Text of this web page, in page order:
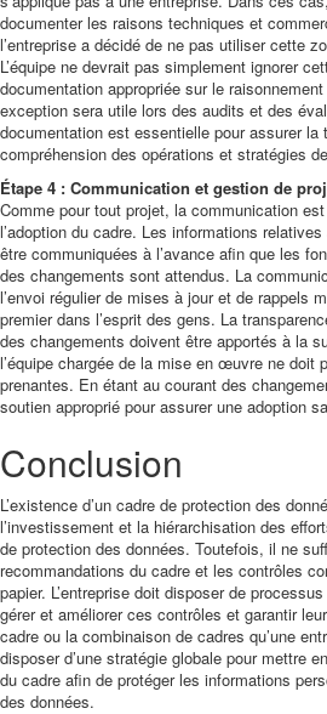
documenter les raisons techniques et
l’entreprise a décidé de ne pas utiliser cette
L’équipe ne devrait pas simplement ignorer
documentation appropriée sur le
exception sera utile lors des audits et des
documentation est essentielle pour assurer la
compréhension des opérations et stratégies
Étape 4 : Communication et gestion de
Comme pour tout projet, la communication
l’adoption du cadre. Les informations
être communiquées à l’avance afin que les
des changements sont attendus. La
l’envoi régulier de mises à jour et de rappels
premier dans l’esprit des gens. La
des changements doivent être apportés à la
l’équipe chargée de la mise en œuvre ne doit
prenantes. En étant au courant des
soutien approprié pour assurer une adoption
Conclusion
L’existence d’un cadre de protection des
l’investissement et la hiérarchisation des
de protection des données. Toutefois, il ne
recommandations du cadre et les contrôles
papier. L’entreprise doit disposer de
gérer et améliorer ces contrôles et garantir
cadre ou la combinaison de cadres qu’une
disposer d’une stratégie globale pour mettre
du cadre afin de protéger les informations
des données.